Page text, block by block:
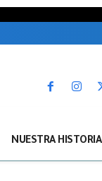
NUESTRA HISTORIA